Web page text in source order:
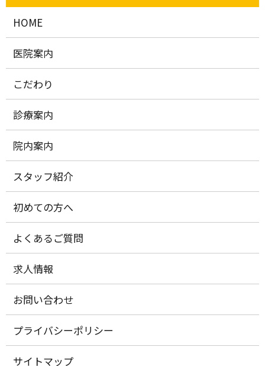
HOME
医院案内
こだわり
診療案内
院内案内
スタッフ紹介
初めての方へ
よくあるご質問
求人情報
お問い合わせ
プライバシーポリシー
サイトマップ